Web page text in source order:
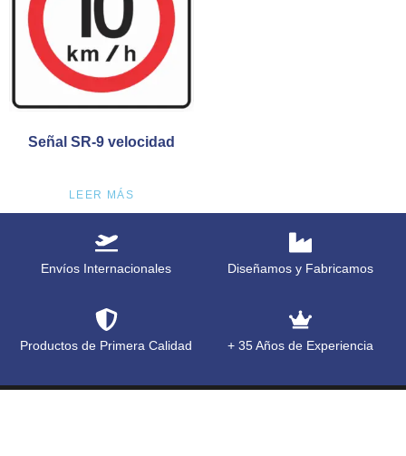
Señal SR-9 velocidad
LEER MÁS
Envíos Internacionales Diseñamos y Fabricamos
Productos de Primera Calidad + 35 Años de Experiencia